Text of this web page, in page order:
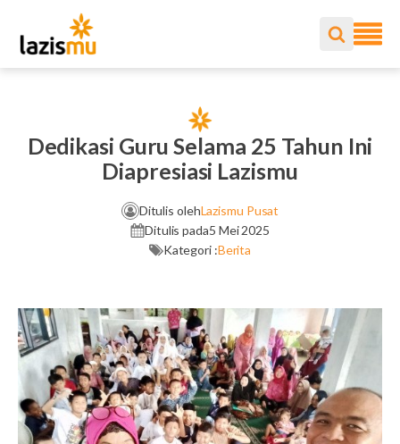
Dedikasi Guru Selama 25 Tahun Ini
Diapresiasi Lazismu
Ditulis olehLazismu Pusat
Ditulis pada5 Mei 2025
Kategori :Berita